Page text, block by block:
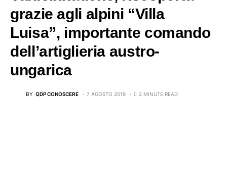
grazie agli alpini “Villa
Luisa”, importante comando
dell’artiglieria austro-
ungarica
BY QDP CONOSCERE 7 AGOSTO 2019 2 MINUTE READ